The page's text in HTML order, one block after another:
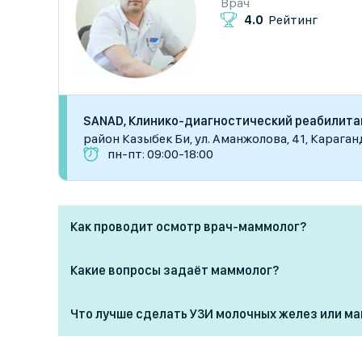
4.0 Рейтинг
SANAD, Клинико-диагностический
район Казыбек Би, ул. Аманжолова, 41,
пн-пт: 09:00-18:00
Как проводит осмотр врач-маммолог?
формы груди, семейный анамнез.
Какие вопросы задаёт маммолог?
Были ли боли, уплотнения или выделения из
Что лучше сделать УЗИ молочных желез или